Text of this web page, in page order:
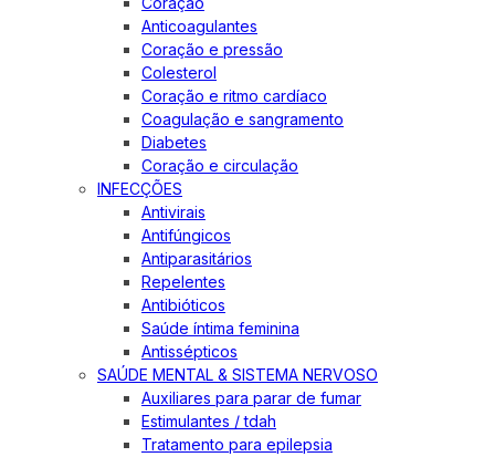
Anticoagulantes
Coração e pressão
Colesterol
Coração e ritmo cardíaco
Coagulação e sangramento
Diabetes
Coração e circulação
INFECÇÕES
Antivirais
Antifúngicos
Antiparasitários
Repelentes
Antibióticos
Saúde íntima feminina
Antissépticos
SAÚDE MENTAL & SISTEMA NERVOSO
Auxiliares para parar de fumar
Estimulantes / tdah
Tratamento para epilepsia